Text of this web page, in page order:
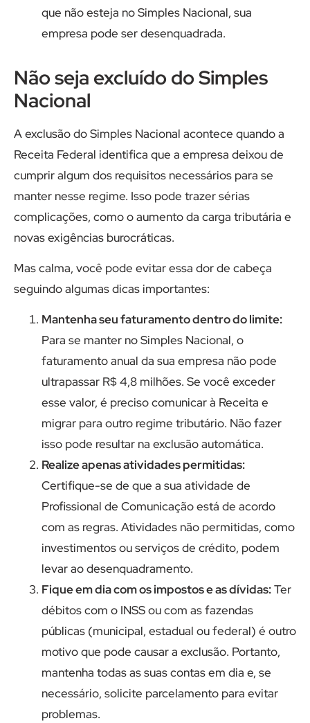
que não esteja no Simples Nacional, sua
empresa pode ser desenquadrada.
Não seja excluído do Simples
Nacional
A exclusão do Simples Nacional acontece quando a
Receita Federal identifica que a empresa deixou de
cumprir algum dos requisitos necessários para se
manter nesse regime. Isso pode trazer sérias
complicações, como o aumento da carga tributária e
novas exigências burocráticas.
Mas calma, você pode evitar essa dor de cabeça
seguindo algumas dicas importantes:
Mantenha seu faturamento dentro do limite:
Para se manter no Simples Nacional, o
faturamento anual da sua empresa não pode
ultrapassar R$ 4,8 milhões. Se você exceder
esse valor, é preciso comunicar à Receita e
migrar para outro regime tributário. Não fazer
isso pode resultar na exclusão automática.
Realize apenas atividades permitidas:
Certifique-se de que a sua atividade de
Profissional de Comunicação está de acordo
com as regras. Atividades não permitidas, como
investimentos ou serviços de crédito, podem
levar ao desenquadramento.
Fique em dia com os impostos e as dívidas:Ter
débitos com o INSS ou com as fazendas
públicas (municipal, estadual ou federal) é outro
motivo que pode causar a exclusão. Portanto,
mantenha todas as suas contas em dia e, se
necessário, solicite parcelamento para evitar
problemas.